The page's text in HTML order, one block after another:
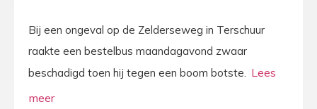
Bij een ongeval op de Zelderseweg in Terschuur
raakte een bestelbus maandagavond zwaar
beschadigd toen hij tegen een boom botste.